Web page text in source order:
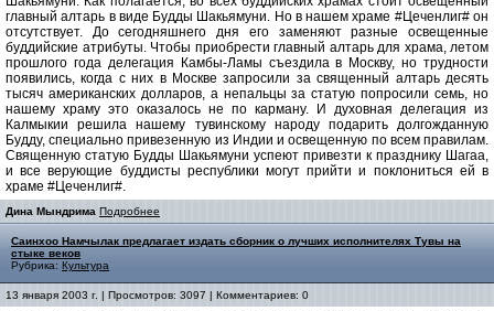
главный алтарь в виде Будды Шакьямуни. Но в нашем храме #Цеченлиг# он
отсутствует. До сегодняшнего дня его заменяют разные освещенные
буддийские атрибуты. Чтобы приобрести главный алтарь для храма, летом
прошлого года делегация Камбы-Ламы съездила в Москву, но трудности
появились, когда с них в Москве запросили за священный алтарь десять
тысяч американских долларов, а непальцы за статую попросили семь, но
нашему храму это оказалось не по карману. И духовная делегация из
Калмыкии решила нашему тувинскому народу подарить долгожданную
Будду, специально привезенную из Индии и освещенную по всем правилам.
Священную статую Будды Шакьямуни успеют привезти к празднику Шагаа,
и все верующие буддисты республики могут прийти и поклониться ей в
храме #Цеченлиг#.
Дина Мындрима Подробнее
Саинхоо Намчылак предлагает издать сборник о лучших исполнителях Тувы на
стыке веков
Рубрика: Культура
13 января 2003 г. | Просмотров: 3097 | Комментариев: 0